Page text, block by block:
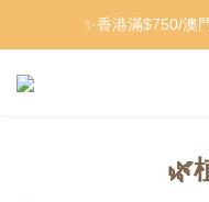
✨香港滿$750/澳
🌿